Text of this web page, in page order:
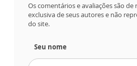
Os comentários e avaliações são
exclusiva de seus autores e não
do site.
Seu nome